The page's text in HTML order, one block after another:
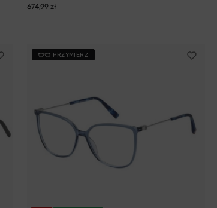
674,99 zł
PRZYMIERZ